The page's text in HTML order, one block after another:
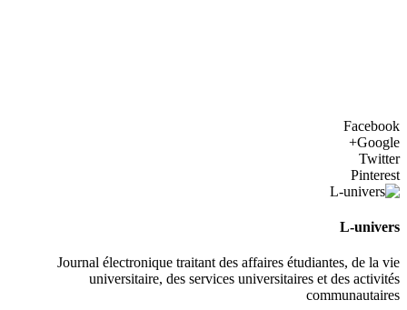
Facebook
Google+
Twitter
Pinterest
L-univers
Journal électronique traitant des affaires étudiantes, de la vie
universitaire, des services universitaires et des activités
communautaires